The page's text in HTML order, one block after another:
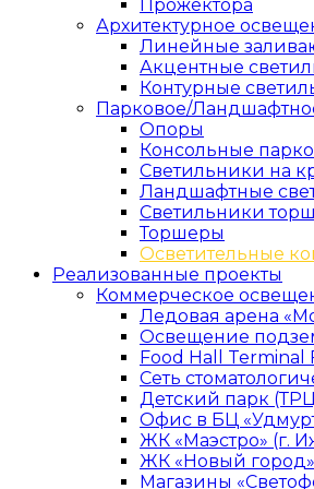
Прожектора
Архитектурное
Линейные
Акцентные
Контурные
Парковое/
Опоры
Консольные
Светильники на
Ландшафтные
Светильники
Торшеры
Осветительные
Реализованные проекты
Коммерческое
Ледовая арена
Освещение
Food Hall Terminal
Сеть
Детский парк
Офис в БЦ
ЖК «Маэстро» (г.
ЖК «Новый город»
Магазины